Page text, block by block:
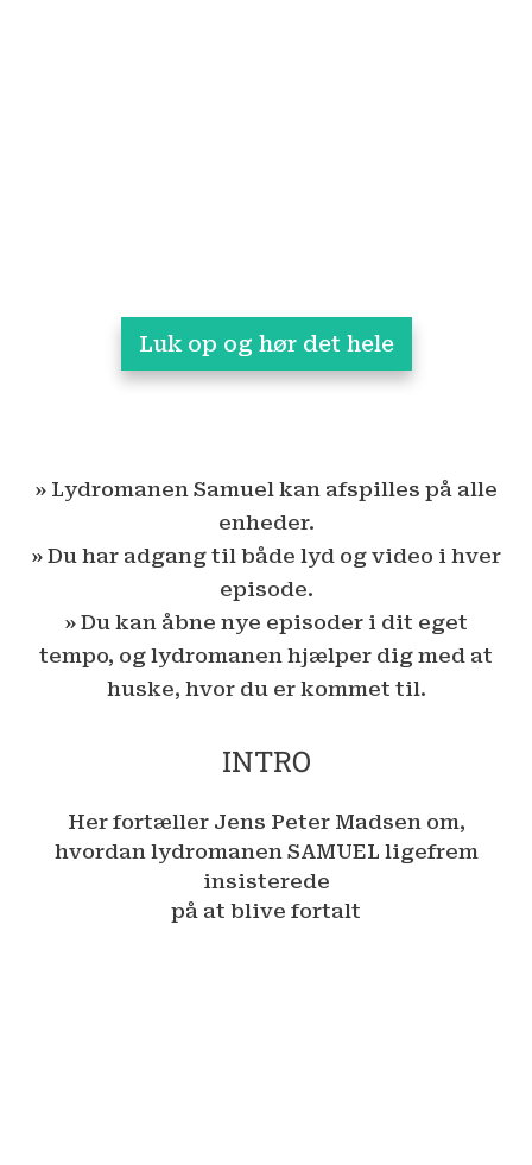
Luk op og hør det hele
» Lydromanen Samuel kan afspilles på alle
enheder.
» Du har adgang til både lyd og video i hver
episode.
» Du kan åbne nye episoder i dit eget
tempo, og lydromanen hjælper dig med at
huske, hvor du er kommet til.
INTRO
Her fortæller Jens Peter Madsen om,
hvordan lydromanen SAMUEL ligefrem
insisterede
på at blive fortalt